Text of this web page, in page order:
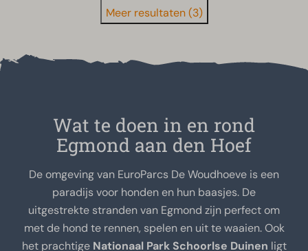
Meer resultaten (3)
Wat te doen in en rond
Egmond aan den Hoef
De omgeving van EuroParcs De Woudhoeve is een
paradijs voor honden en hun baasjes. De
uitgestrekte stranden van Egmond zijn perfect om
met de hond te rennen, spelen en uit te waaien. Ook
het prachtige Nationaal Park Schoorlse Duinen ligt